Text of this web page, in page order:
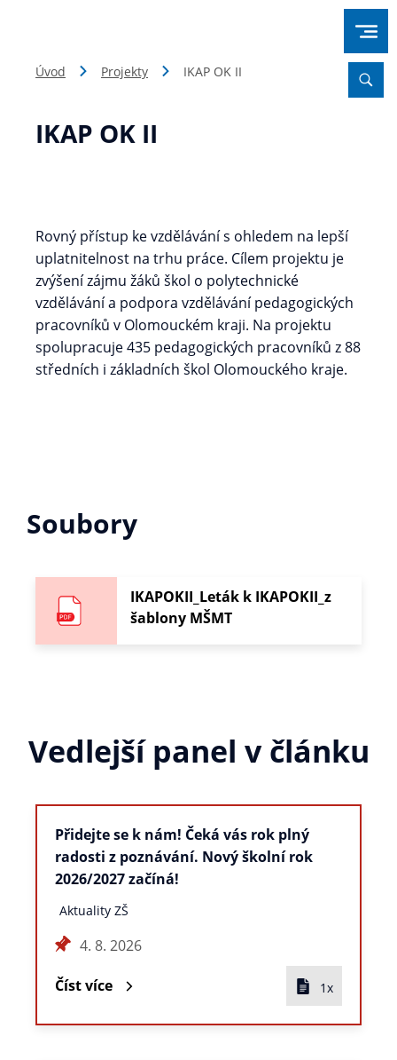
Úvod Projekty IKAP OK II
IKAP OK II
Rovný přístup ke vzdělávání s ohledem na lepší
uplatnitelnost na trhu práce. Cílem projektu je
zvýšení zájmu žáků škol o polytechnické
vzdělávání a podpora vzdělávání pedagogických
pracovníků v Olomouckém kraji. Na projektu
spolupracuje 435 pedagogických pracovníků z 88
středních i základních škol Olomouckého kraje.
Soubory
IKAPOKII_Leták k IKAPOKII_z
šablony MŠMT
Vedlejší panel v článku
Přidejte se k nám! Čeká vás rok plný
radosti z poznávání. Nový školní rok
2026/2027 začíná!
Aktuality ZŠ
4. 8. 2026
Číst více 1x